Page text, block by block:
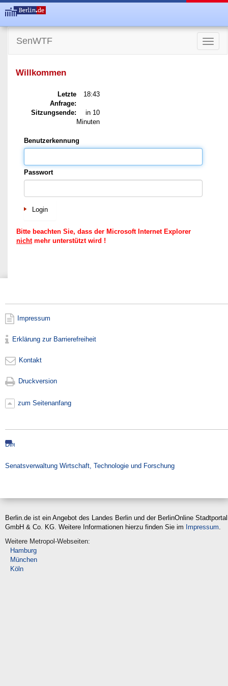
Toggle
SenWTF
Willkommen
Letzte
Anfrage:
18:43
Sitzungsende:
in 10
Minuten
Benutzerkennung
Passwort
Bitte beachten Sie, dass der Microsoft Internet Explorer
nichtmehr unterstützt wird !
Impressum
Erklärung zur Barrierefreiheit
Kontakt
Druckversion
zum Seitenanfang
Direkt
Suche
Senatsverwaltung Wirtschaft, Technologie und Forschung
Berlin.de ist ein Angebot des Landes Berlin und der BerlinOnline Stadtportal
GmbH & Co. KG. Weitere Informationen hierzu finden Sie im Impressum
Weitere Metropol-Webseiten:
Hamburg
München
Köln